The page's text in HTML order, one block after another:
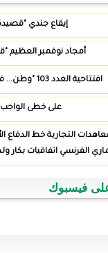
"قصيدة"
الأول ضد التوغل
اسويداحمد نموذجا